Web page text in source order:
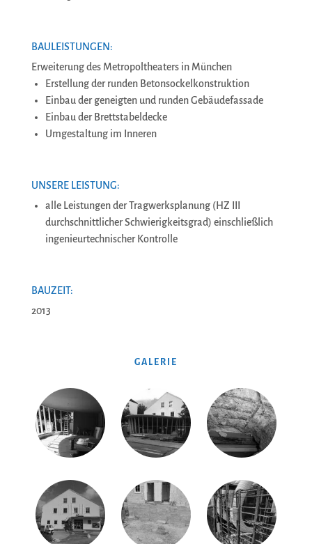
BAULEISTUNGEN:
Erweiterung des Metropoltheaters in München
Erstellung der runden Betonsockelkonstruktion
Einbau der geneigten und runden Gebäudefassade
Einbau der Brettstabeldecke
Umgestaltung im Inneren
UNSERE LEISTUNG:
alle Leistungen der Tragwerksplanung (HZ III
durchschnittlicher Schwierigkeitsgrad) einschließlich
ingenieurtechnischer Kontrolle
BAUZEIT:
2013
GALERIE